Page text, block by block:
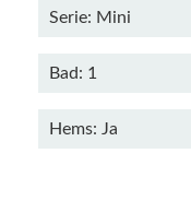
Serie: Mini
Bad: 1
Hems: Ja